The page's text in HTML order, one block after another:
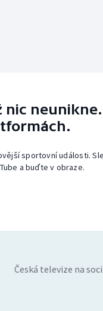
nic
sportovní události.
a buďte v obraze.
Česká televize na